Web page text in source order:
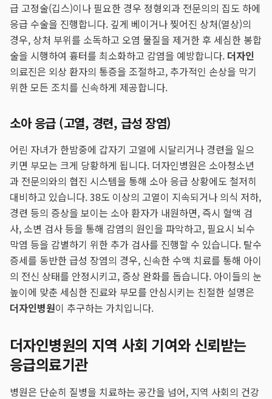
급 고정술(깁스)이나 필요한 경우 정형외과 전문의의 집도 하에
응급 수술을 진행합니다. 깊게 베이거나 찢어진 상처(열상)의
경우, 상처 부위를 소독하고 오염 물질을 제거한 후 세심한 봉합
술을 시행하여 흉터를 최소화하고 감염을 예방합니다. 더자인
의료진은 외상 환자의 통증을 조절하고, 추가적인 손상을 막기
위한 모든 조치를 신속하게 제공합니다.
소아 응급 (고열, 경련, 급성 장염)
어린 자녀가 한밤중에 갑자기 고열에 시달리거나 경련을 일으
키면 부모는 크게 당황하게 됩니다. 더자인병원은 소아청소년
과 전문의와의 협진 시스템을 통해 소아 응급 상황에도 철저히
대비하고 있습니다. 38도 이상의 고열이 지속되거나 의식 저하,
경련 등의 증상을 보이는 소아 환자가 내원하면, 즉시 혈액 검
사, 소변 검사 등을 통해 감염의 원인을 파악하고, 필요시 뇌수
막염 등을 감별하기 위한 추가 검사를 진행할 수 있습니다. 탈수
증세를 동반한 급성 장염의 경우, 신속한 수액 치료를 통해 아이
의 전신 상태를 안정시키고, 증상 완화를 돕습니다. 아이들의 눈
높이에 맞춘 세심한 진료와 부모를 안심시키는 친절한 설명은
더자인병원이 추구하는 가치입니다.
더자인병원의 지역 사회 기여와 신뢰받는
응급의료기관
병원은 단순히 질병을 치료하는 공간을 넘어, 지역 사회의 건강